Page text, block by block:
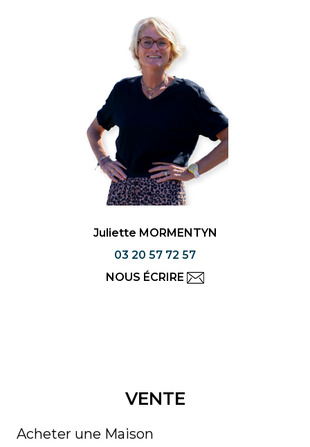
Juliette MORMENTYN
03 20 57 72 57
NOUS ÉCRIRE
VENTE
Acheter une Maison